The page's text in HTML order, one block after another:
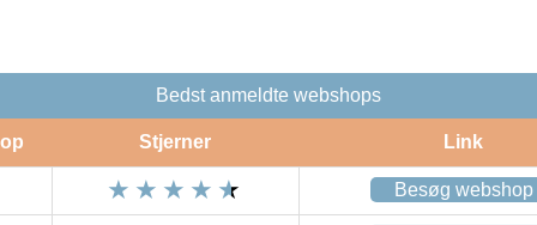
Bedst anmeldte webshops
Stjerner Link
Besøg webshop